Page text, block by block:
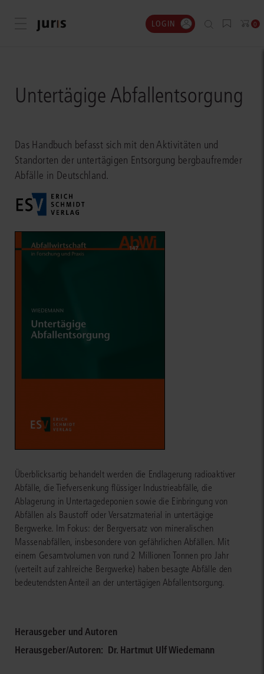
Menü öffnen LOGIN 0
Untertägige Abfallentsorgung
Das Handbuch befasst sich mit den Aktivitäten und
Standorten der untertägigen Entsorgung bergbaufremder
Abfälle in Deutschland.
Überblicksartig behandelt werden die Endlagerung radioaktiver
Abfälle, die Tiefversenkung flüssiger Industrieabfälle, die
Ablagerung in Untertagedeponien sowie die Einbringung von
Abfällen als Baustoff oder Versatzmaterial in untertägige
Bergwerke. Im Fokus: der Bergversatz von mineralischen
Massenabfällen, insbesondere von gefährlichen Abfällen. Mit
einem Gesamtvolumen von rund 2 Millionen Tonnen pro Jahr
(verteilt auf zahlreiche Bergwerke) haben besagte Abfälle den
bedeutendsten Anteil an der untertägigen Abfallentsorgung.
Herausgeber und Autoren
Herausgeber/Autoren: Dr. Hartmut Ulf Wiedemann